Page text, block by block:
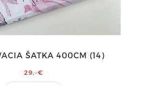
ŠATKA 400CM (14)
29,-€